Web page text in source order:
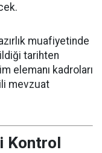
muafiyetinde
tarihten
elemanı kadroları
mevzuat
Kontrol